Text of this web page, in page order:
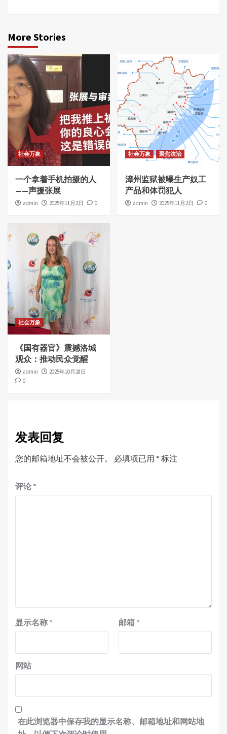
More Stories
社会万象
一个拿着手机拍摄的人
——声援张展
admin 2025年11月2日 0
社会万象 聚焦法治
漳州监狱被曝生产奴工
产品和体罚犯人
admin 2025年11月2日 0
社会万象
《国有器官》震撼洛城
观众：推动民众觉醒
admin
2025年10月28日
0
发表回复
您的邮箱地址不会被公开。 必填项已用 * 标注
评论 *
显示名称 * 邮箱 *
网站
在此浏览器中保存我的显示名称、邮箱地址和网站地